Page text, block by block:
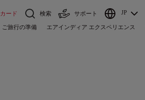
ード 検索 サポート JP
ご旅行の準備 エアインディア エクスペリエンス